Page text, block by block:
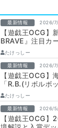
最新情報 2026/7/
【遊戯王OCG】
BRAVE』注目カ
報】
たけっしー
最新情報 2026/
【遊戯王OCG】
「R.B.(リボルボ
【最新情報】
たけっしー
最新情報 2026/
【遊戯王OCG